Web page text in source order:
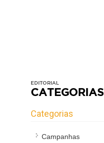
EDITORIAL
CATEGORIAS
Categorias
Campanhas